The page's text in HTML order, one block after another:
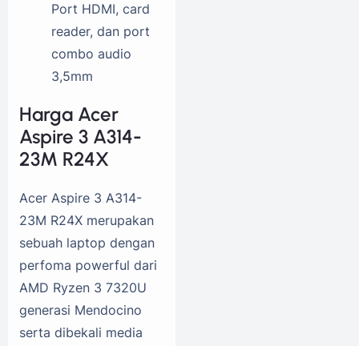
Port HDMI, card
reader, dan port
combo audio
3,5mm
Harga Acer
Aspire 3 A314-
23M R24X
Acer Aspire 3 A314-
23M R24X merupakan
sebuah laptop dengan
perfoma powerful dari
AMD Ryzen 3 7320U
generasi Mendocino
serta dibekali media